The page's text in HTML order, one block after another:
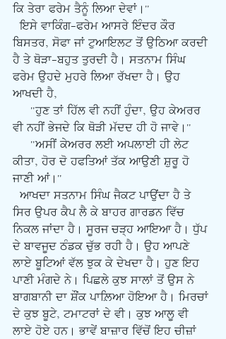
ਕਿ ਤੇਰਾ ਫਰੇਮ ਤੈਨੂੰ ਲਿਆ ਦੇਵਾਂ।"
  ਇਸੇ ਵਾਕਿੰਗ-ਫਰੇਮ ਆਸਰੇ ਇੰਦਰ ਕੌਰ
ਬਿਸਤਰ, ਸੋਫਾ ਜਾਂ ਟੁਆਇਲਟ ਤੋਂ ਉਠਿਆ ਕਰਦੀ
ਹੈ ਤੇ ਥੋੜਾ-ਬਹੁਤ ਤੁਰਦੀ ਹੈ। ਸਤਨਾਮ ਸਿੰਘ
ਫਰੇਮ ਉਹਦੇ ਮੁਹਰੇ ਲਿਆ ਰੱਖਦਾ ਹੈ। ਉਹ
ਆਖਦੀ ਹੈ,
ਵੀ ਨਹੀਂ ਭੇਜਦੇ ਕਿ ਥੋੜੀ ਮੱਦਦ ਹੀ ਹੋ ਜਾਵੇ।"
ਕੀਤਾ, ਹੋਰ ਦੋ ਹਫਤਿਆਂ ਤੱਕ ਆਉਣੀ ਸ਼ੁਰੂ ਹੋ
ਜਾਣੀ ਆਂ।"
ਸਿਰ ਉਪਰ ਕੈਪ ਲੈ ਕੇ ਬਾਹਰ ਗਾਰਡਨ ਵਿੱਚ
ਨਿਕਲ ਜਾਂਦਾ ਹੈ। ਸੂਰਜ ਚੜ੍ਹ ਆਇਆ ਹੈ। ਧੁੱਪ
ਦੇ ਬਾਵਜੂਦ ਠੰਡਕ ਚੁੱਭ ਰਹੀ ਹੈ। ਉਹ ਆਪਣੇ
ਲਾਏ ਬੂਟਿਆਂ ਵੱਲ ਝੁਕ ਕੇ ਦੇਖਦਾ ਹੈ। ਹੁਣ ਇਹ
ਪਾਣੀ ਮੰਗਦੇ ਨੇ। ਪਿਛਲੇ ਕੁਝ ਸਾਲਾਂ ਤੋਂ ਉਸ ਨੇ
ਬਾਗਬਾਨੀ ਦਾ ਸ਼ੌਂਕ ਪਾਲ਼ਿਆ ਹੋਇਆ ਹੈ। ਮਿਰਚਾਂ
ਦੇ ਕੁਝ ਬੂਟੇ, ਟਮਾਟਰਾਂ ਦੇ ਵੀ। ਕੁਝ ਆਲੂ ਵੀ
ਲਾਏ ਹੋਏ ਹਨ। ਭਾਵੇਂ ਬਾਜ਼ਾਰ ਵਿੱਚੋਂ ਇਹ ਚੀਜ਼ਾਂ